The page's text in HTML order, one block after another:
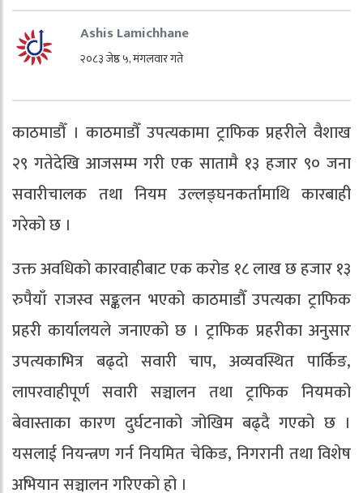
Ashis Lamichhane
२०८३ जेष्ठ ५, मंगलवार गते
काठमाडौँ । काठमाडौँ उपत्यकामा ट्राफिक प्रहरीले वैशाख
२९ गतेदेखि आजसम्म गरी एक सातामै १३ हजार ९० जना
सवारीचालक तथा नियम उल्लङ्घनकर्तामाथि कारबाही
गरेको छ ।
उक्त अवधिको कारवाहीबाट एक करोड १८ लाख छ हजार १३
रुपैयाँ राजस्व सङ्कलन भएको काठमाडौँ उपत्यका ट्राफिक
प्रहरी कार्यालयले जनाएको छ । ट्राफिक प्रहरीका अनुसार
उपत्यकाभित्र बढ्दो सवारी चाप, अव्यवस्थित पार्किङ,
लापरवाहीपूर्ण सवारी सञ्चालन तथा ट्राफिक नियमको
बेवास्ताका कारण दुर्घटनाको जोखिम बढ्दै गएको छ ।
यसलाई नियन्त्रण गर्न नियमित चेकिङ, निगरानी तथा विशेष
अभियान सञ्चालन गरिएको हो ।